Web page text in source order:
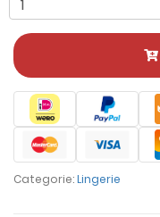
Categorie:Lingerie